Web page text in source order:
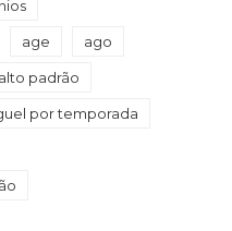
age ago
alto padrão
por temporada